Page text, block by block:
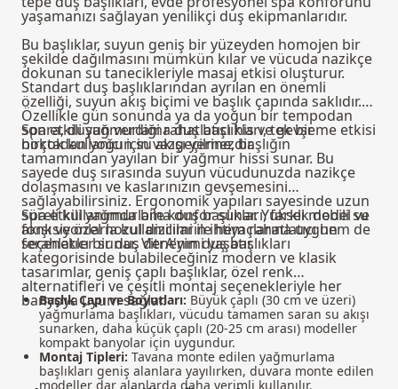
yaşamanızı sağlayan yenilikçi duş ekipmanlarıdır.
Bu başlıklar, suyun geniş bir yüzeyden homojen bir
şekilde dağılmasını mümkün kılar ve vücuda nazikçe
dokunan su tanecikleriyle masaj etkisi oluşturur.
Standart duş başlıklarından ayrılan en önemli
özelliği, suyun akış biçimi ve başlık çapında saklıdır.
Özellikle gün sonunda ya da yoğun bir tempodan
sonra, duşun verdiği rahatlatıcı his ve gevşeme etkisi
birçok kullanıcı için vazgeçilmezdir.
Spa etkili yağmurlama duş başlıkları, tek bir
noktadan yoğun su akışı yerine, başlığın
tamamından yayılan bir yağmur hissi sunar. Bu
sayede duş sırasında suyun vücudunuzda nazikçe
dolaşmasını ve kaslarınızın gevşemesini
sağlayabilirsiniz. Ergonomik yapıları sayesinde uzun
süreli kullanımda bile konfor sunar. Yüksek debili su
akışı ve özel nozul dizilimi ile hem rahatlatıcı hem de
ferahlatıcı bir duş deneyimi yaşatır.
Spa etkili yağmurlama duş başlıkları, farklı model ve
fonksiyonlarla kullanıcıların ihtiyaçlarına uygun
seçenekler sunar. VitrA'nınduş başlıkları
kategorisinde bulabileceğiniz modern ve klasik
tasarımlar, geniş çaplı başlıklar, özel renk
alternatifleri ve çeşitli montaj seçenekleriyle her
banyoya uyum sağlar.
Başlık Çapı ve Boyutları: Büyük çaplı (30 cm ve üzeri)
yağmurlama başlıkları, vücudu tamamen saran su akışı
sunarken, daha küçük çaplı (20-25 cm arası) modeller
kompakt banyolar için uygundur.
Montaj Tipleri: Tavana monte edilen yağmurlama
başlıkları geniş alanlara yayılırken, duvara monte edilen
modeller dar alanlarda daha verimli kullanılır.